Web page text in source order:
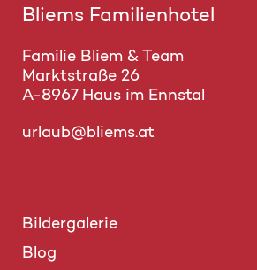
Bliems Familienhotel
Familie Bliem & Team
Marktstraße 26
A-8967 Haus im Ennstal
urlaub@bliems.at
Bildergalerie
Blog